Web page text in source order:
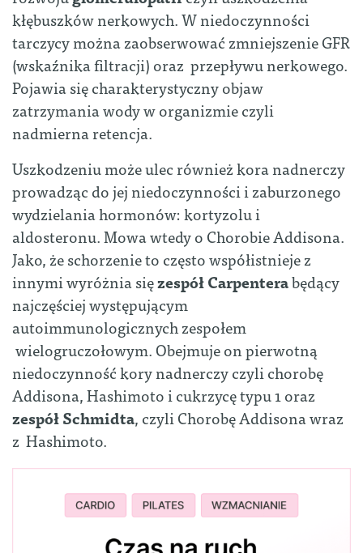
kłębuszków nerkowych. W niedoczynności
tarczycy można zaobserwować zmniejszenie GFR
(wskaźnika filtracji) oraz przepływu nerkowego.
Pojawia się charakterystyczny objaw
zatrzymania wody w organizmie czyli
nadmierna retencja.
Uszkodzeniu może ulec również kora nadnerczy
prowadząc do jej niedoczynności i zaburzonego
wydzielania hormonów: kortyzolu i
aldosteronu. Mowa wtedy o Chorobie Addisona.
Jako, że schorzenie to często współistnieje z
innymi wyróżnia sięzespół Carpenterabędący
najczęściej występującym
autoimmunologicznych zespołem
wielogruczołowym. Obejmuje on pierwotną
niedoczynność kory nadnerczy czyli chorobę
Addisona, Hashimoto i cukrzycę typu 1 oraz
zespół Schmidta, czyli Chorobę Addisona wraz
z Hashimoto.